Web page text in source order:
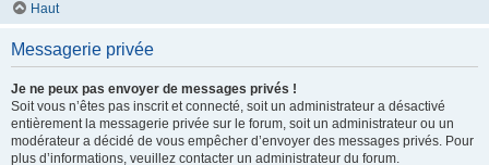
Haut
Messagerie privée
Je ne peux pas envoyer de messages privés !
Soit vous n’êtes pas inscrit et connecté, soit un administrateur a désactivé
entièrement la messagerie privée sur le forum, soit un administrateur ou un
modérateur a décidé de vous empêcher d’envoyer des messages privés. Pour
plus d’informations, veuillez contacter un administrateur du forum.